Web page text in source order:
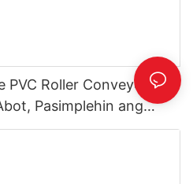
PVC Roller Conveyor –
Pasimplehin ang